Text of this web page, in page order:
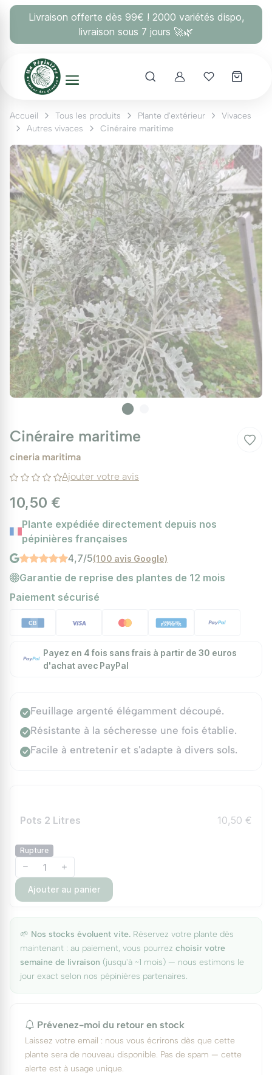
Livraison offerte dès 99€ ! 2000 variétés dispo,
livraison sous 7 jours 🚀🌿
AccountMes coups
Accueil Tous les produits Plante d'extérieur
Vivaces
Autres vivaces
Cinéraire maritime
Cinéraire maritime
cineria maritima
Ajouter votre avis
10,50 €
Plante expédiée directement depuis nos
pépinières françaises
4,7/5(100 avis Google)
Garantie de reprise des plantes de 12 mois
Paiement sécurisé
Payez en 4 fois sans frais à partir de 30 euros
d'achat avec PayPal
Feuillage argenté élégamment découpé.
Résistante à la sécheresse une fois établie.
Facile à entretenir et s'adapte à divers sols.
Pots 2 Litres 10,50 €
Rupture
Ajouter au panier
🌱 Nos stocks évoluent vite. Réservez votre plante dès
maintenant : au paiement, vous pourrez choisir votre
semaine de livraison (jusqu'à ~1 mois) — nous estimons le
jour exact selon nos pépinières partenaires.
Prévenez-moi du retour en stock
Laissez votre email : nous vous écrirons dès que cette
plante sera de nouveau disponible. Pas de spam — cette
alerte est à usage unique.
Panneau de gestion des cookies